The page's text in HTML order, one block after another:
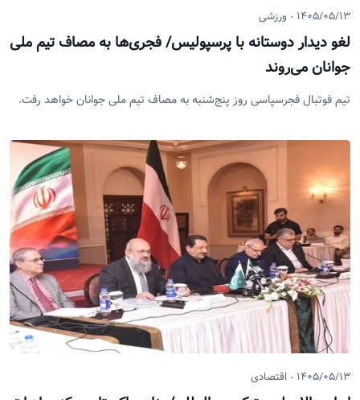
۱۴۰۵/۰۵/۱۳ ورزشی
لغو دیدار دوستانه با پرسپولیس/ فجری‌ها به مصاف تیم ملی
جوانان می‌روند
تیم فوتبال فجرسپاسی روز پنج‌شنبه به مصاف تیم ملی جوانان خواهد رفت.
۱۴۰۵/۰۵/۱۳ اقتصادی